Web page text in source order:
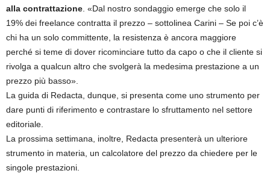
alla contrattazione. «Dal nostro sondaggio emerge che solo il
19% dei freelance contratta il prezzo – sottolinea Carini – Se poi c’è
chi ha un solo committente, la resistenza è ancora maggiore
perché si teme di dover ricominciare tutto da capo o che il cliente si
rivolga a qualcun altro che svolgerà la medesima prestazione a un
prezzo più basso».
La guida di Redacta, dunque, si presenta come uno strumento per
dare punti di riferimento e contrastare lo sfruttamento nel settore
editoriale.
La prossima settimana, inoltre, Redacta presenterà un ulteriore
strumento in materia, un calcolatore del prezzo da chiedere per le
singole prestazioni.